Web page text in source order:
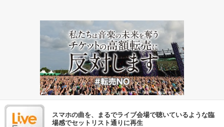
スマホの曲を、まるでライブ会場で聴いているような臨
場感でセットリスト通りに再生